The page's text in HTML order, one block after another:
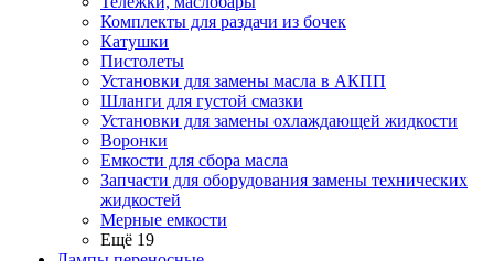
Комплекты для раздачи из бочек
Катушки
Пистолеты
Установки для замены масла в АКПП
Шланги для густой смазки
Установки для замены охлаждающей жидкости
Воронки
Емкости для сбора масла
Запчасти для оборудования замены технических
жидкостей
Мерные емкости
Ещё 19